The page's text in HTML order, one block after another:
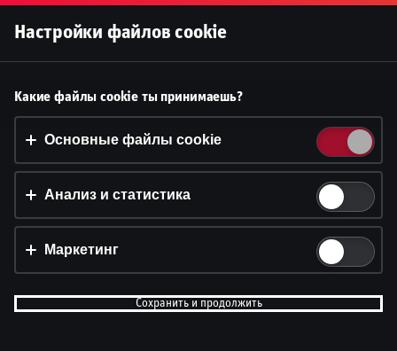
Принять файлы cookie?
На этом веб-сайте используются 3 различных типа
файлов cookie: основные, отслеживающие и
Принять всё
Настройки и информация
Настройки файлов cookie
Какие файлы cookie ты принимаешь?
Основные файлы cookie
Анализ и статистика
Маркетинг
Сохранить и продолжить